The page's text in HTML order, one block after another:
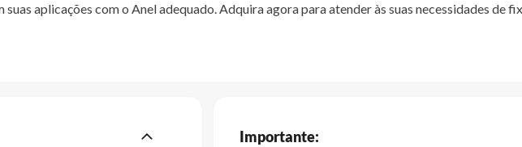
aplicações com o Anel adequado. Adquira agora para atender às suas necessidades de
Importante: